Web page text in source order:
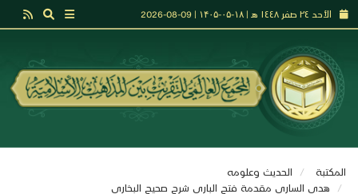
الأحد ٢٤ صفر ١٤٤٨ هـ | ۱۸-۰۵-۱۴۰۵ | 09-08-2026
المكتبة
الحديث وعلومه
هدي الساري مقدمة فتح الباري شرح صحيح البخاري